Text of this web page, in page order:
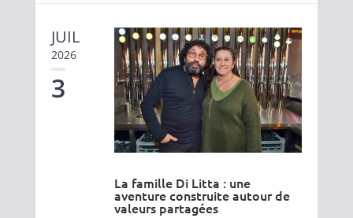
JUIL
2026
3
La famille Di Litta : une
aventure construite autour de
valeurs partagées